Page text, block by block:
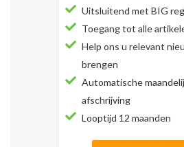
Uitsluitend met BIG
Toegang tot alle
Help ons u relevant
brengen
Automatische
afschrijving
Looptijd 12 maanden